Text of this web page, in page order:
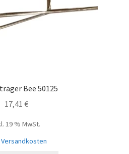
Bee 50125
17,41 €
19 % MwSt.
Versandkosten